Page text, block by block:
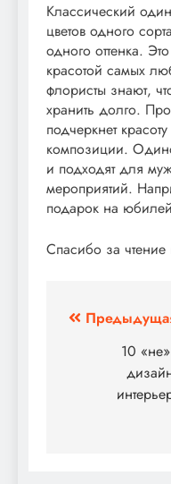
Классический
цветов одного
одного оттенка.
красотой самых
флористы знают,
хранить долго.
подчеркнет
композиции.
и подходят для
мероприятий.
подарок на
Спасибо за чтение
записям
10